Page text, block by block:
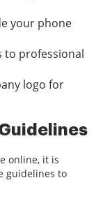
your phone
to professional
logo for
online, it is
guidelines to